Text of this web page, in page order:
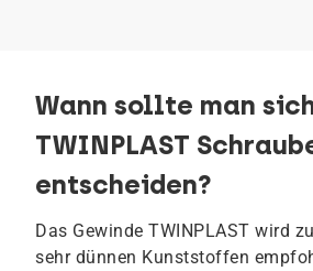
Wann sollte man
TWINPLAST
entscheiden?
Das Gewinde TWINPLAST wird
sehr dünnen Kunststoffen